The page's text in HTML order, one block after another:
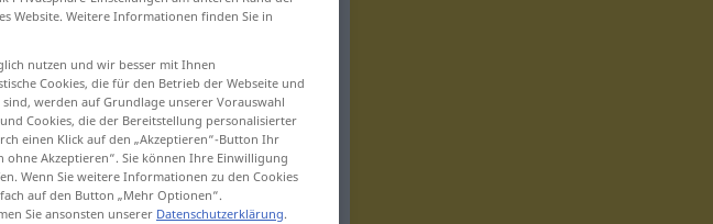
Website. Weitere Informationen finden Sie in
nutzen und wir besser mit Ihnen
Cookies, die für den Betrieb der Webseite und
werden auf Grundlage unserer Vorauswahl
Cookies, die der Bereitstellung personalisierter
einen Klick auf den „Akzeptieren“-Button Ihr
ohne Akzeptieren“. Sie können Ihre Einwilligung
Wenn Sie weitere Informationen zu den Cookies
auf den Button „Mehr Optionen“.
Sie ansonsten unserer Datenschutzerklärung.